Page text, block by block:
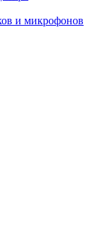
и микрофонов